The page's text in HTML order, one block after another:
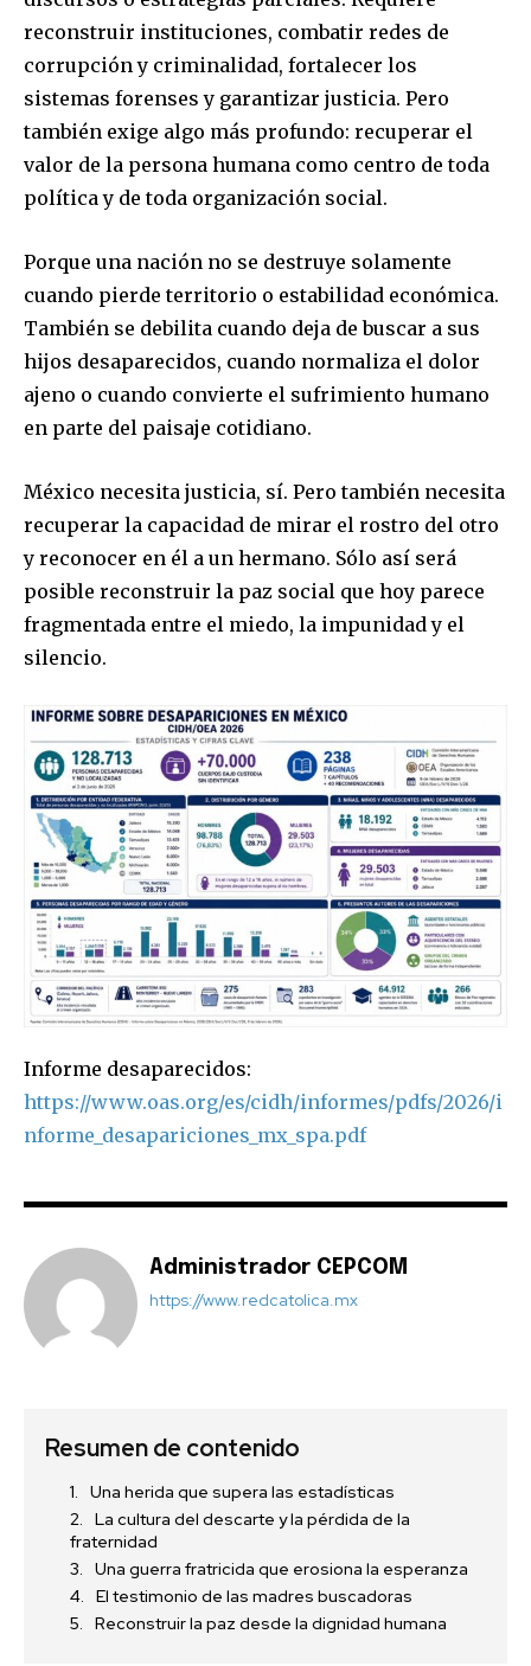
reconstruir instituciones, combatir redes de
corrupción y criminalidad, fortalecer los
sistemas forenses y garantizar justicia. Pero
también exige algo más profundo: recuperar el
valor de la persona humana como centro de toda
política y de toda organización social.
Porque una nación no se destruye solamente
cuando pierde territorio o estabilidad económica.
También se debilita cuando deja de buscar a sus
hijos desaparecidos, cuando normaliza el dolor
ajeno o cuando convierte el sufrimiento humano
en parte del paisaje cotidiano.
México necesita justicia, sí. Pero también necesita
recuperar la capacidad de mirar el rostro del otro
y reconocer en él a un hermano. Sólo así será
posible reconstruir la paz social que hoy parece
fragmentada entre el miedo, la impunidad y el
silencio.
Informe desaparecidos:
https://www.oas.org/es/cidh/informes/pdfs/2026/i
nforme_desapariciones_mx_spa.pdf
Administrador CEPCOM
https://www.redcatolica.mx
Resumen de contenido
Una herida que supera las estadísticas
La cultura del descarte y la pérdida de la
fraternidad
Una guerra fratricida que erosiona la esperanza
El testimonio de las madres buscadoras
Reconstruir la paz desde la dignidad humana